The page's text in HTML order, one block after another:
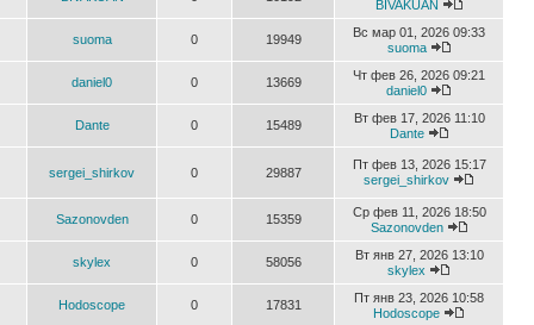
BIVAKUAN
suoma 0 19949
Вс мар 01, 2026 09:33
suoma
daniel0 0 13669
Чт фев 26, 2026 09:21
daniel0
Dante 0 15489
Вт фев 17, 2026 11:10
Dante
sergei_shirkov 0 29887
Пт фев 13, 2026 15:17
sergei_shirkov
Sazonovden 0 15359
Ср фев 11, 2026 18:50
Sazonovden
skylex 0 58056
Вт янв 27, 2026 13:10
skylex
Hodoscope 0 17831
Пт янв 23, 2026 10:58
Hodoscope